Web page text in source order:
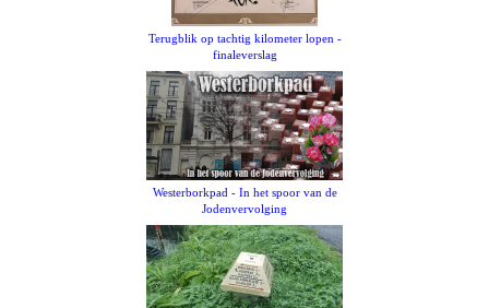
Terugblik op tachtig kilometer lopen -
finaleverslag
Westerborkpad - In het spoor van de
Jodenvervolging